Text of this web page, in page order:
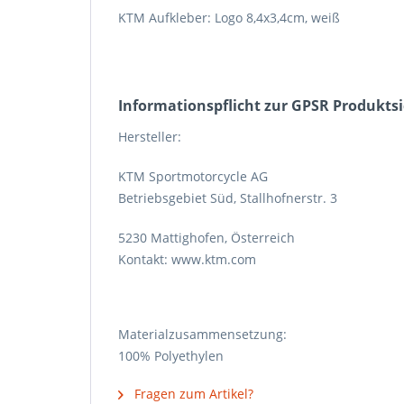
KTM Aufkleber: Logo 8,4x3,4cm, weiß
Informations­pflicht zur GPSR
Hersteller:
KTM Sportmotorcycle AG
Betriebsgebiet Süd, Stallhofnerstr. 3
5230 Mattighofen, Österreich
Kontakt: www.ktm.com
Materialzusammensetzung:
100% Polyethylen
Fragen zum Artikel?